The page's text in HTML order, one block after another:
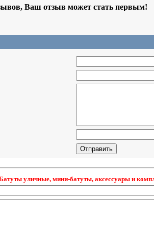
Ваш отзыв может стать первым!
уличные, мини-батуты, аксессуары и